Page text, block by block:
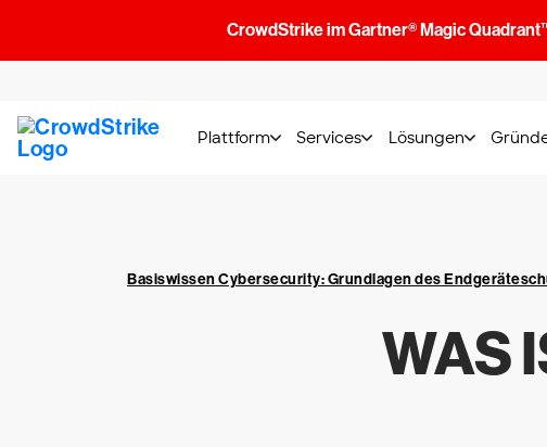
CrowdStrike im Gartner® Magic
Plattform Services Lösungen
Basiswissen Cybersecurity: Grundlagen des
WAS